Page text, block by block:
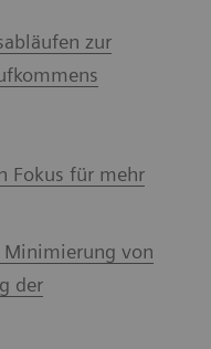
zur
Fokus für mehr
von
der